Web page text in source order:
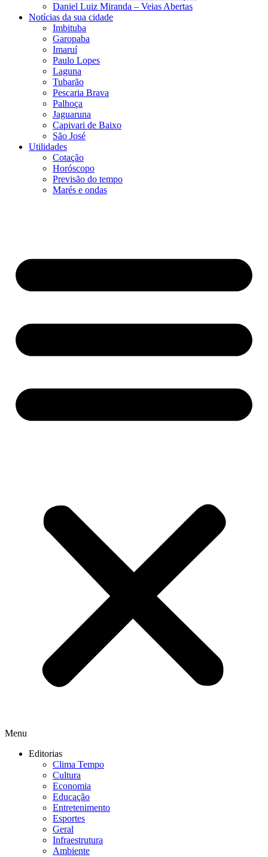
Daniel Luiz Miranda – Veias Abertas
Notícias da sua cidade
Imbituba
Garopaba
Imaruí
Paulo Lopes
Laguna
Tubarão
Pescaria Brava
Palhoça
Jaguaruna
Capivari de Baixo
São José
Utilidades
Cotação
Horóscopo
Previsão do tempo
Marés e ondas
Menu
Editorias
Clima Tempo
Cultura
Economia
Educação
Entretenimento
Esportes
Geral
Infraestrutura
Ambiente